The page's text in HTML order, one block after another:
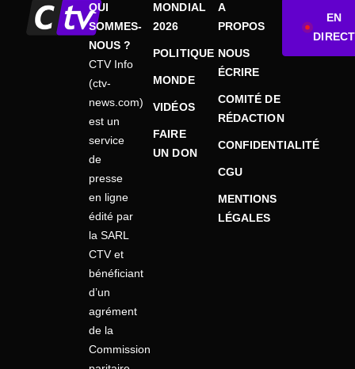
QUI
SOMMES-
NOUS ?
CTV Info
(ctv-
news.com)
est un
service
de
presse
en ligne
édité par
la SARL
CTV et
bénéficiant
d’un
agrément
de la
Commission
MONDIAL
2026
POLITIQUE
MONDE
VIDÉOS
FAIRE
UN DON
A
PROPOS
NOUS
ÉCRIRE
COMITÉ DE
RÉDACTION
CONFIDENTIALITÉ
CGU
MENTIONS
LÉGALES
EN
DIRECT